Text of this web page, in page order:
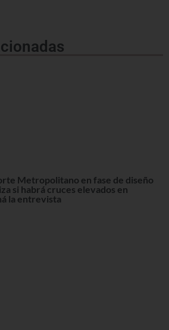
Metropolitano en fase de diseño
si habrá cruces elevados en
la entrevista